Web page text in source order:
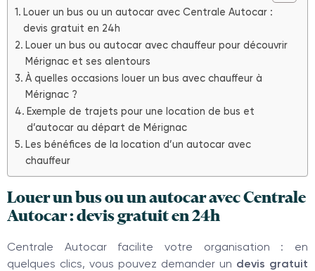
Louer un bus ou un autocar avec Centrale Autocar :
devis gratuit en 24h
Louer un bus ou autocar avec chauffeur pour découvrir
Mérignac et ses alentours
À quelles occasions louer un bus avec chauffeur à
Mérignac ?
Exemple de trajets pour une location de bus et
d’autocar au départ de Mérignac
Les bénéfices de la location d’un autocar avec
chauffeur
Louer un bus ou un autocar avec Centrale
Autocar : devis gratuit en 24h
Centrale Autocar facilite votre organisation : en
quelques clics, vous pouvez demander un devis gratuit